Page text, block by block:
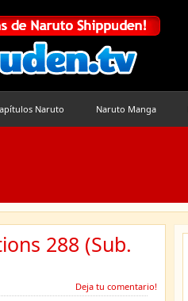
Naruto Naruto Manga
288 (Sub.
Deja tu comentario!